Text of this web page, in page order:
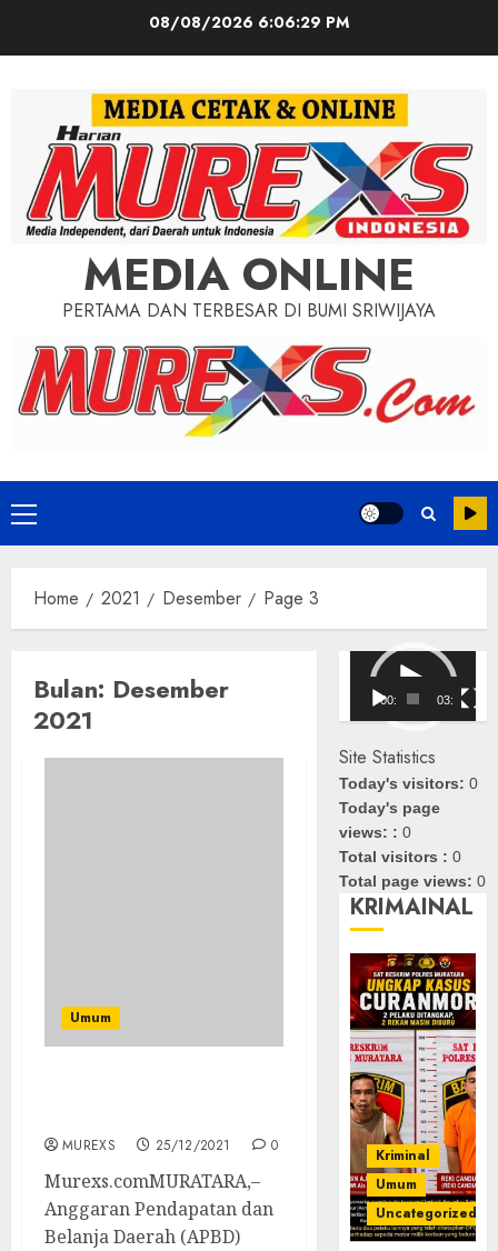
08/08/20266:06:31 PM
MEDIA ONLINE
PERTAMA DAN TERBESAR DI BUMI SRIWIJAYA
Primary
Menu
Home 2021 Desember Page 3
Bulan: Desember
2021
Umum
MUREXS 25/12/2021 0
Murexs.comMURATARA,–
Anggaran Pendapatan dan
Belanja Daerah (APBD)
Pemutar
Video
00:00 03:08
Site Statistics
Today's visitors:0
Today's page
views: :0
Total visitors :0
Total page views:0
KRIMAINAL
Kriminal
Umum
Uncategorized